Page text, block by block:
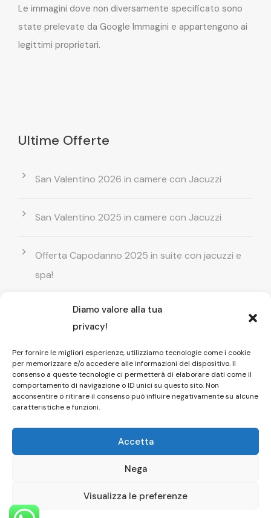
Diamo valore alla tua
privacy!
Per fornire le migliori esperienze, utilizziamo tecnologie come i cookie
per memorizzare e/o accedere alle informazioni del dispositivo. Il
consenso a queste tecnologie ci permetterà di elaborare dati come il
comportamento di navigazione o ID unici su questo sito. Non
acconsentire o ritirare il consenso può influire negativamente su alcune
caratteristiche e funzioni.
Accetta
Nega
Visualizza le preferenze
Le immagini dove non diversamente specificato sono
state prelevate da Google Immagini e appartengono ai
legittimi proprietari.
Ultime Offerte
San Valentino 2026 in camere con Jacuzzi
San Valentino 2025 in camere con Jacuzzi
Offerta Capodanno 2025 in suite con jacuzzi e
spa!
Offerta Natale in camera con vasca
idromassaggio ! Prenota il tuo relax esclusivo
Entrata GRATUITA in Piscina esterna! Il tuo relax
di coppia
Copyright © 2026 Affittacamere Il Fauno
HOME